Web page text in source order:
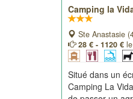
Camping la
Ste Anastasie
28 € - 1120 €
Situé dans un
Camping La